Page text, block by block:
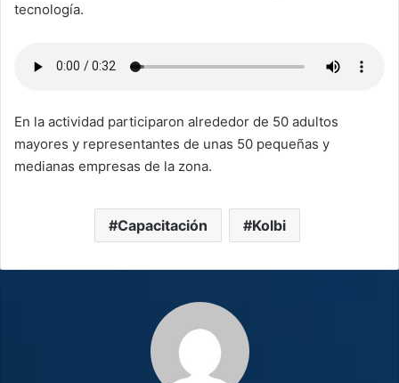
tecnología.
En la actividad participaron alrededor de 50 adultos
mayores y representantes de unas 50 pequeñas y
medianas empresas de la zona.
Capacitación Kolbi